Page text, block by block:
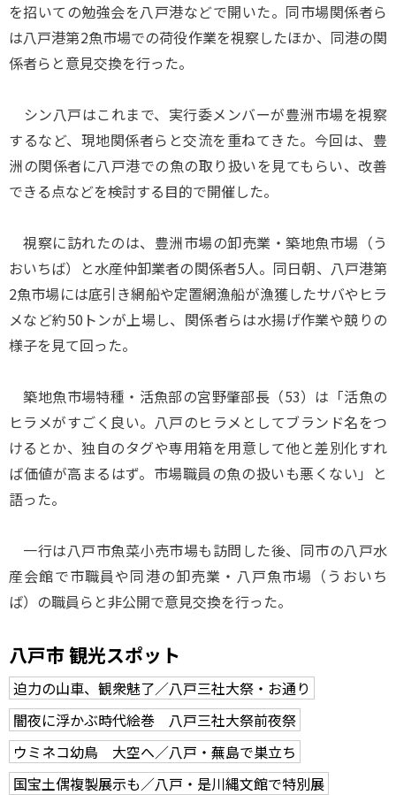
を招いての勉強会を八戸港などで開いた。同市場関係者ら
は八戸港第2魚市場での荷役作業を視察したほか、同港の関
係者らと意見交換を行った。
シン八戸はこれまで、実行委メンバーが豊洲市場を視察
するなど、現地関係者らと交流を重ねてきた。今回は、豊
洲の関係者に八戸港での魚の取り扱いを見てもらい、改善
できる点などを検討する目的で開催した。
視察に訪れたのは、豊洲市場の卸売業・築地魚市場（う
おいちば）と水産仲卸業者の関係者5人。同日朝、八戸港第
2魚市場には底引き網船や定置網漁船が漁獲したサバやヒラ
メなど約50トンが上場し、関係者らは水揚げ作業や競りの
様子を見て回った。
築地魚市場特種・活魚部の宮野肇部長（53）は「活魚の
ヒラメがすごく良い。八戸のヒラメとしてブランド名をつ
けるとか、独自のタグや専用箱を用意して他と差別化すれ
ば価値が高まるはず。市場職員の魚の扱いも悪くない」と
語った。
一行は八戸市魚菜小売市場も訪問した後、同市の八戸水
産会館で市職員や同港の卸売業・八戸魚市場（うおいち
ば）の職員らと非公開で意見交換を行った。
八戸市 観光スポット
迫力の山車、観衆魅了／八戸三社大祭・お通り
闇夜に浮かぶ時代絵巻 八戸三社大祭前夜祭
ウミネコ幼鳥 大空へ／八戸・蕪島で巣立ち
国宝土偶複製展示も／八戸・是川縄文館で特別展